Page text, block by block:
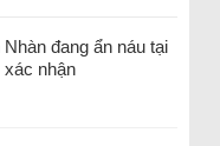
đang ẩn náu tại
nhận